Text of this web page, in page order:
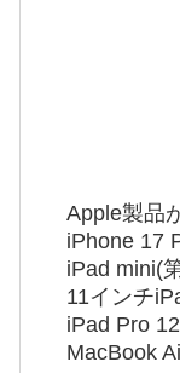
Apple製品
iPhone 17
iPad mini(
11インチ
iPad Pro
MacBook